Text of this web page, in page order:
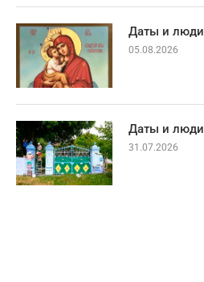
Даты и
05.08.2026
Даты и
31.07.2026